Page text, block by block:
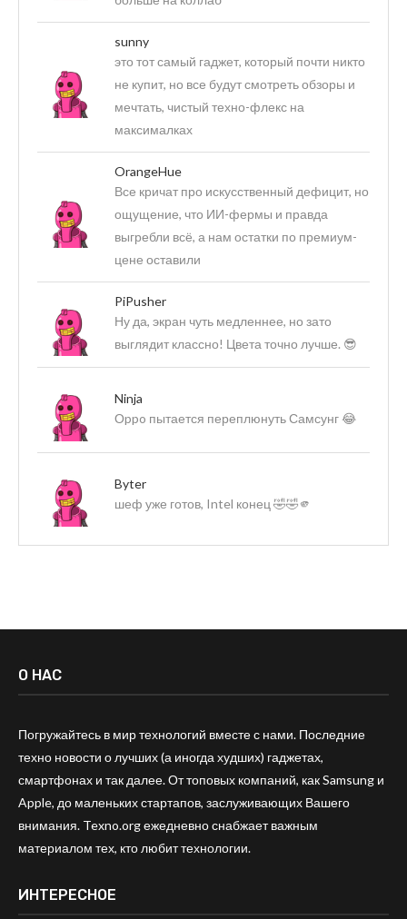
sunny
это тот самый гаджет, который почти никто
не купит, но все будут смотреть обзоры и
мечтать, чистый техно-флекс на
максималках
OrangeHue
Все кричат про искусственный дефицит, но
ощущение, что ИИ-фермы и правда
выгребли всё, а нам остатки по премиум-
цене оставили
PiPusher
Ну да, экран чуть медленнее, но зато
выглядит классно! Цвета точно лучше. 😎
Ninja
Оppo пытается переплюнуть Самсунг 😂
Byter
шеф уже готов, Intel конец 🤣🤣🫵
О НАС
Погружайтесь в мир технологий вместе с нами. Последние
техно новости о лучших (а иногда худших) гаджетах,
смартфонах и так далее. От топовых компаний, как Samsung и
Apple, до маленьких стартапов, заслуживающих Вашего
внимания. Texno.org ежедневно снабжает важным
материалом тех, кто любит технологии.
ИНТЕРЕСНОЕ